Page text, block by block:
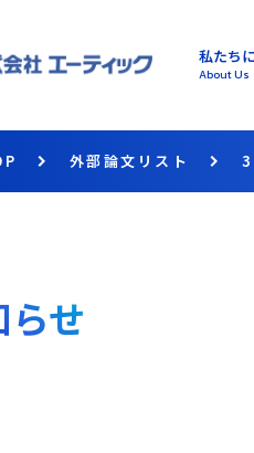
私たち
About Us
外部論文リスト
らせ